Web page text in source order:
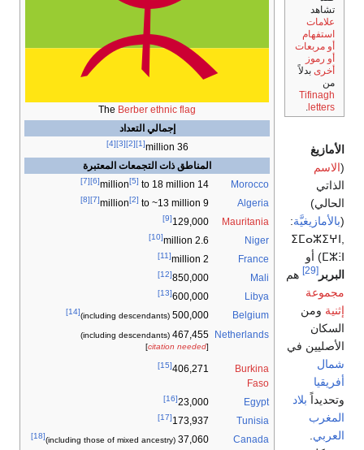
The
المناطق ذات التجمعات المعتبرة
Morocco
to 18 million
[6]
[7]
Algeria
to ~13 million
[7]
[8]
Mauritania
129,000
[9]
Niger
2.6 million
[10]
France
[11]
Mali
850,000
[12]
Libya
600,000
[13]
Belgium
500,000
(including descendants)
Netherlands
467,455
(including descendants)
[
citation needed
Burkina
Faso
406,271
[15]
Egypt
23,000
[16]
Tunisia
173,937
[17]
Canada
(including those of mixed ancestry)